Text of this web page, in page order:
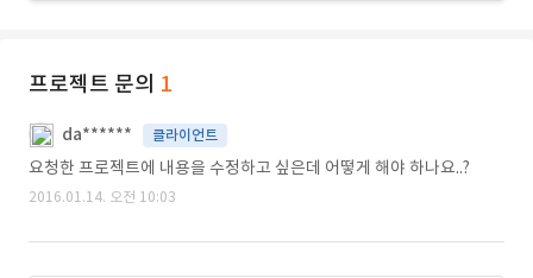
프로젝트 문의 1
da****** 클라이언트
요청한 프로젝트에 내용을 수정하고 싶은데 어떻게 해야 하나요..?
2016.01.14. 오전 10:03